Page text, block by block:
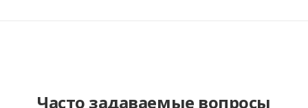
Часто задаваемые вопросы